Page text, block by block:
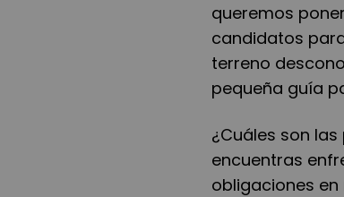
queremos
candidatos
terreno
pequeña guía
¿Cuáles son
encuentras
obligaciones